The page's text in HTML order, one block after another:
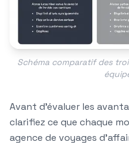
Schéma comparatif des
Avant d'évaluer les
clarifiez ce que chaque
agence de voyages